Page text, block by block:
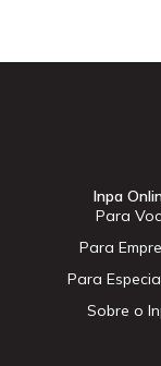
Inpa
Para
Para
Para
Sobre o